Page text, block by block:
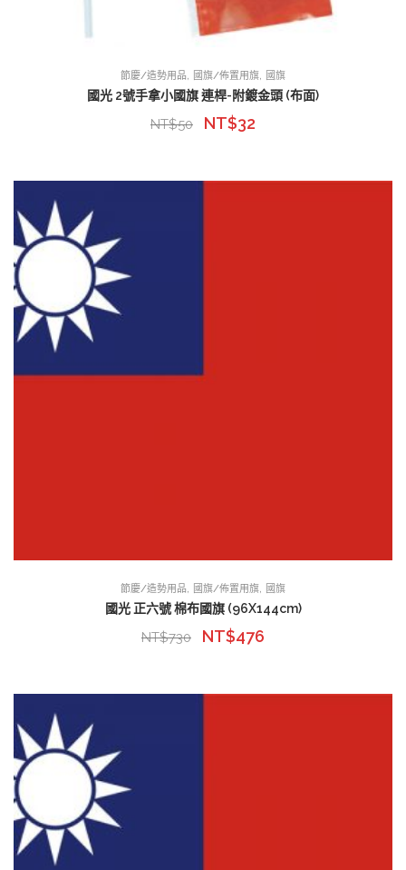
節慶/造勢用品 國旗/佈置用旗 國旗
國光 2號手拿小國旗 連桿-附鍍金頭 (布面)
NT$50 NT$32
節慶/造勢用品 國旗/佈置用旗 國旗
國光 正六號 棉布國旗 (96X144cm)
NT$730 NT$476